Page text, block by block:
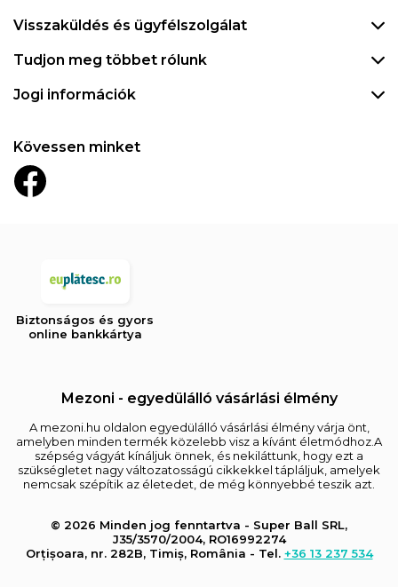
Visszaküldés és ügyfélszolgálat
Tudjon meg többet rólunk
Jogi információk
Kövessen minket
Biztonságos és gyors
online bankkártya
Mezoni - egyedülálló vásárlási élmény
A mezoni.hu oldalon egyedülálló vásárlási élmény várja önt,
amelyben minden termék közelebb visz a kívánt életmódhoz.A
szépség vágyát kínáljuk önnek, és nekiláttunk, hogy ezt a
szükségletet nagy változatosságú cikkekkel tápláljuk, amelyek
nemcsak szépítik az életedet, de még könnyebbé teszik azt.
© 2026 Minden jog fenntartva - Super Ball SRL,
J35/3570/2004, RO16992274
Orțișoara, nr. 282B, Timiș, România - Tel. +36 13 237 534